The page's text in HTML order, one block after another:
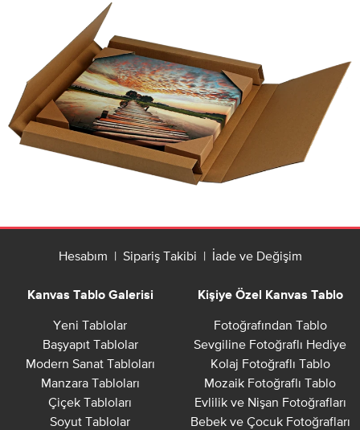
Hesabım | Sipariş Takibi | İade ve Değişim
Kanvas Tablo Galerisi
Yeni Tablolar
Başyapıt Tablolar
Modern Sanat Tabloları
Manzara Tabloları
Çiçek Tabloları
Soyut Tablolar
Kişiye Özel Kanvas Tablo
Fotoğrafından Tablo
Sevgiline Fotoğraflı Hediye
Kolaj Fotoğraflı Tablo
Mozaik Fotoğraflı Tablo
Evlilik ve Nişan Fotoğrafları
Bebek ve Çocuk Fotoğrafları